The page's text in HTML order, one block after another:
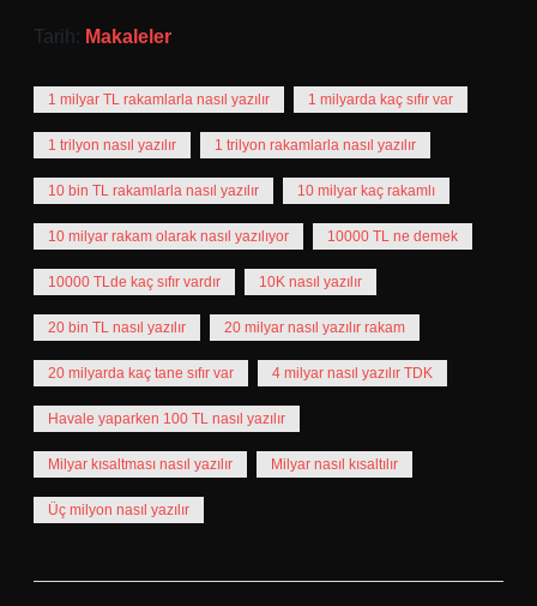
Tarih: Makaleler
1 milyar TL rakamlarla nasıl yazılır 1 milyarda kaç sıfır var
1 trilyon nasıl yazılır 1 trilyon rakamlarla nasıl yazılır
10 bin TL rakamlarla nasıl yazılır 10 milyar kaç rakamlı
10 milyar rakam olarak nasıl yazılıyor 10000 TL ne demek
10000 TLde kaç sıfır vardır 10K nasıl yazılır
20 bin TL nasıl yazılır 20 milyar nasıl yazılır rakam
20 milyarda kaç tane sıfır var 4 milyar nasıl yazılır TDK
Havale yaparken 100 TL nasıl yazılır
Milyar kısaltması nasıl yazılır Milyar nasıl kısaltılır
Üç milyon nasıl yazılır